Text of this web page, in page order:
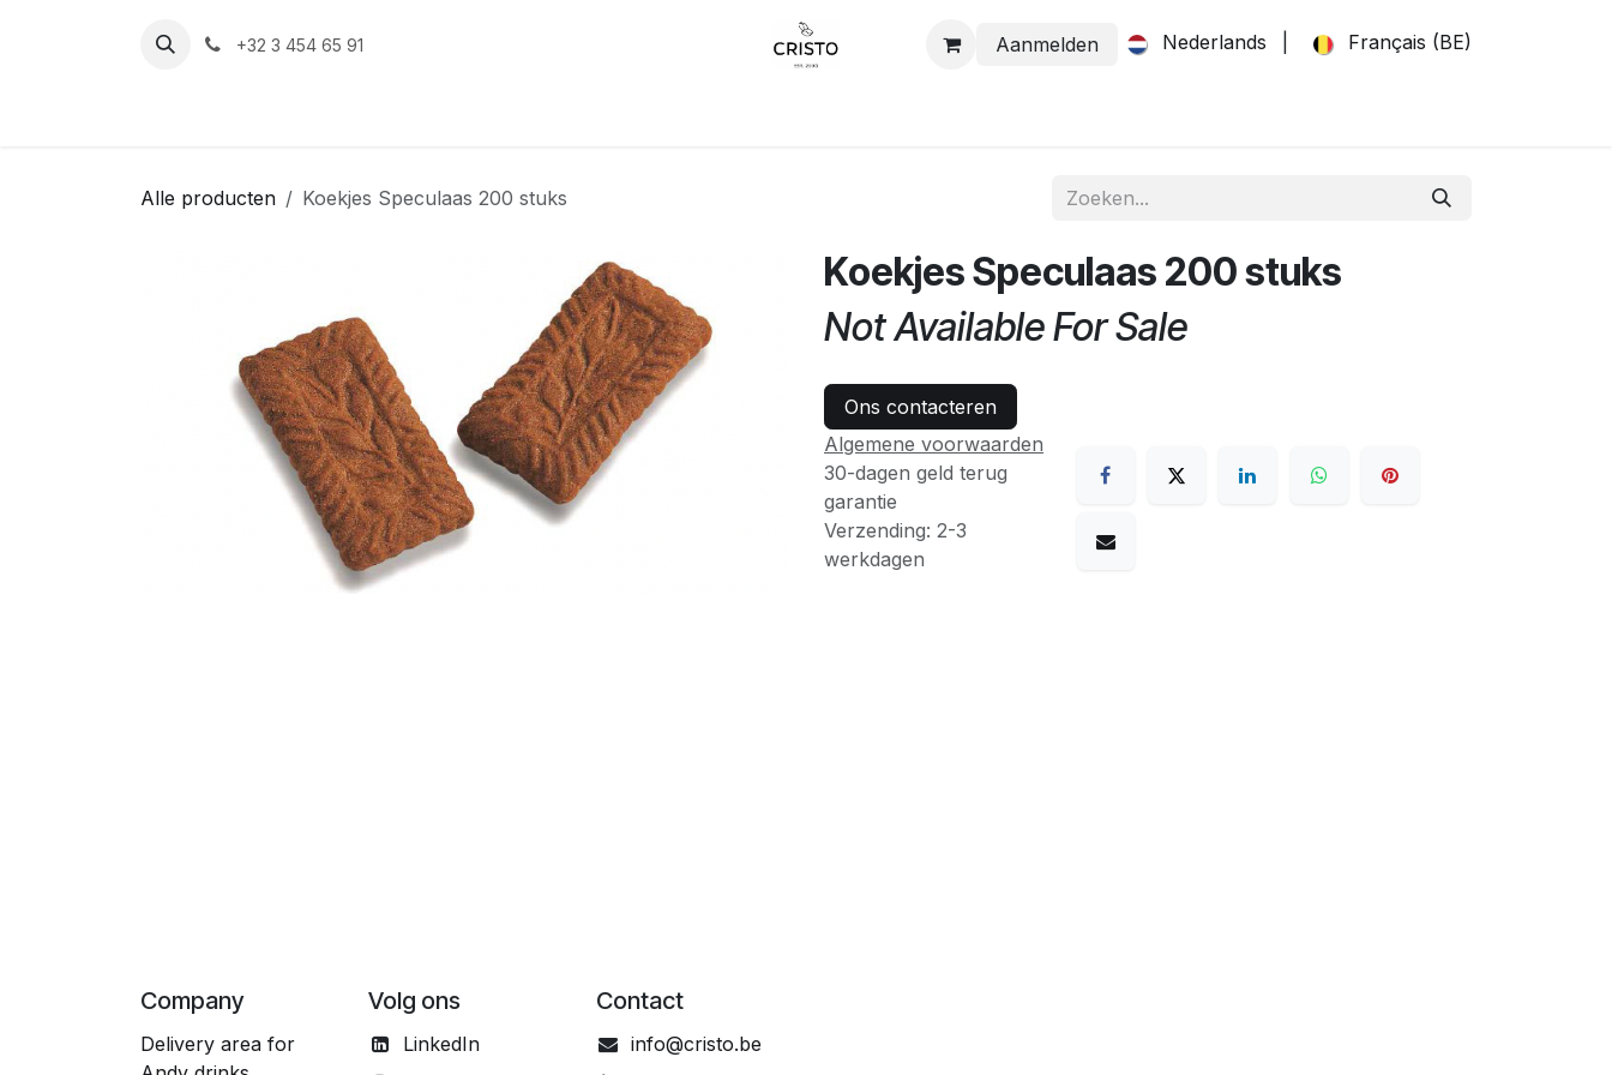
+32 3 454 65 91‬ Aanmelden Nederlands Français (BE)
Alle producten Koekjes Speculaas 200 stuks
Koekjes Speculaas 200 stuks
Not Available For Sale
Ons contacteren
Algemene voorwaarden
30-dagen geld terug
garantie
Verzending: 2-3
werkdagen
Company
Delivery area for
Volg ons
LinkedIn
Contact
info@cristo.be